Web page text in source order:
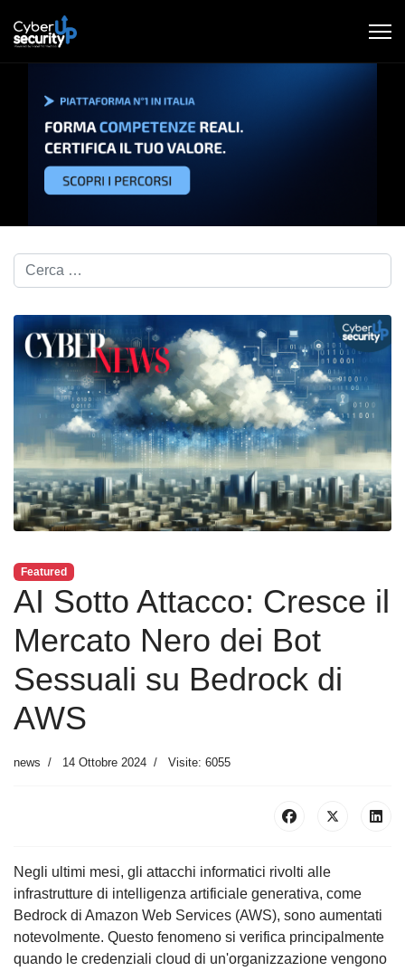
Cerca nel blog...
Featured
AI Sotto Attacco: Cresce il
Mercato Nero dei Bot
Sessuali su Bedrock di
AWS
news 14 Ottobre 2024 Visite: 6055
Negli ultimi mesi, gli attacchi informatici rivolti alle
infrastrutture di intelligenza artificiale generativa, come
Bedrock di Amazon Web Services (AWS), sono aumentati
notevolmente. Questo fenomeno si verifica principalmente
quando le credenziali cloud di un'organizzazione vengono